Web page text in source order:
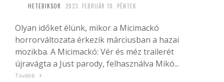
HETEDIKSOR 2023. FEBRUÁR 10. PÉNTEK
Olyan időket élünk, mikor a Micimackó
horrorváltozata érkezik márciusban a hazai
mozikba. A Micimackó: Vér és méz trailerét
újravágta a Just parody, felhasználva Mikó...
Tovább